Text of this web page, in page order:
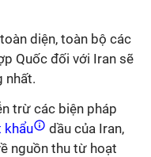
diện, toàn bộ các
Quốc đối với Iran sẽ
nhất.
trừ các biện pháp
khẩu
dầu của Iran,
nguồn thu từ hoạt